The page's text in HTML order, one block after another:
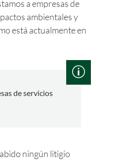
a empresas de
ambientales y
está actualmente en
de servicios
ningún litigio